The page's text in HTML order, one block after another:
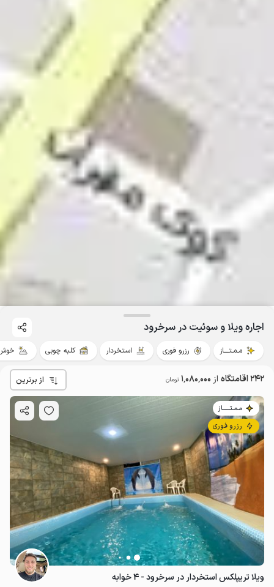
اجاره ویلا و سوئیت در سرخرود
مـمـتــــاز رزرو فوری استخردار کلبه چوبی
242 اقامتگاه از 1٬080٬000 تومان از برترین
مـمـتــــــاز
رزرو فوری
ویلا تریپلکس استخردار در سرخرود - ۴ خوابه